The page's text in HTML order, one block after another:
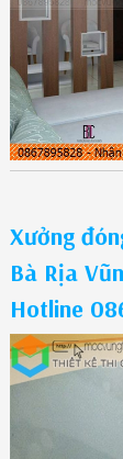
Xưởng
Bà Rịa
Hotline